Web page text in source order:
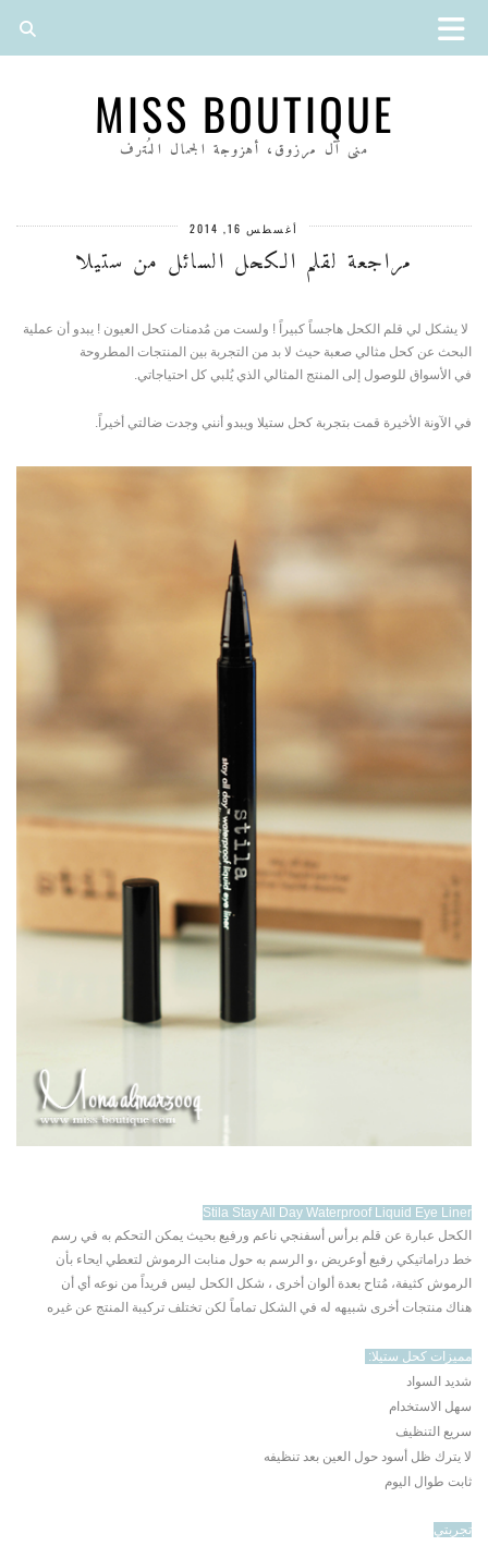
MISS BOUTIQUE
منى آل مرزوق، أهزوجة الجمال المُترف
أغسطس 16, 2014
مراجعة لقلم الكحل السائل من ستيلا
لا يشكل لي قلم الكحل هاجساً كبيراً ! ولست من مُدمنات كحل العيون ! يبدو أن عملية
البحث عن كحل مثالي صعبة حيث لا بد من التجربة بين المنتجات المطروحة
في الأسواق للوصول إلى المنتج المثالي الذي يُلبي كل احتياجاتي.
في الآونة الأخيرة قمت بتجربة كحل ستيلا ويبدو أنني وجدت ضالتي أخيراً.
Stila Stay All Day Waterproof Liquid Eye Liner
الكحل عبارة عن قلم برأس أسفنجي ناعم ورفيع بحيث يمكن التحكم به في رسم
خط دراماتيكي رفيع أوعريض ،و الرسم به حول منابت الرموش لتعطي ايحاء بأن
الرموش كثيفة، مُتاح بعدة ألوان أخرى ، شكل الكحل ليس فريداً من نوعه أي أن
هناك منتجات أخرى شبيهه له في الشكل تماماً لكن تختلف تركيبة المنتج عن غيره
مميزات كحل ستيلا:
شديد السواد
سهل الاستخدام
سريع التنظيف
لا يترك ظل أسود حول العين بعد تنظيفه
ثابت طوال اليوم
تجربتي